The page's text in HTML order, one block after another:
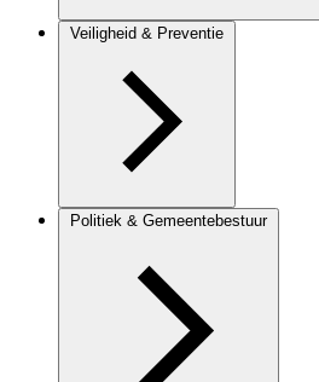
Veiligheid & Preventie
Politiek & Gemeentebestuur